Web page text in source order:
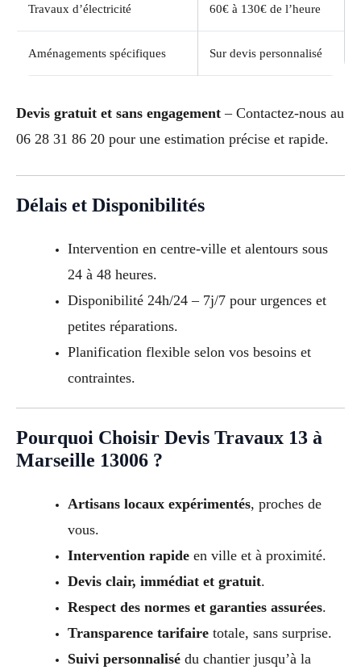
Travaux d’électricité 60€ à 130€ de l’heure
Aménagements spécifiques Sur devis personnalisé
Devis gratuit et sans engagement – Contactez-nous au
06 28 31 86 20 pour une estimation précise et rapide.
Délais et Disponibilités
Intervention en centre-ville et alentours sous
24 à 48 heures.
Disponibilité 24h/24 – 7j/7 pour urgences et
petites réparations.
Planification flexible selon vos besoins et
contraintes.
Pourquoi Choisir Devis Travaux 13 à
Marseille 13006 ?
Artisans locaux expérimentés, proches de
vous.
Intervention rapideen ville et à proximité.
Devis clair, immédiat et gratuit.
Respect des normes et garanties assurées.
Transparence tarifairetotale, sans surprise.
Suivi personnalisédu chantier jusqu’à la